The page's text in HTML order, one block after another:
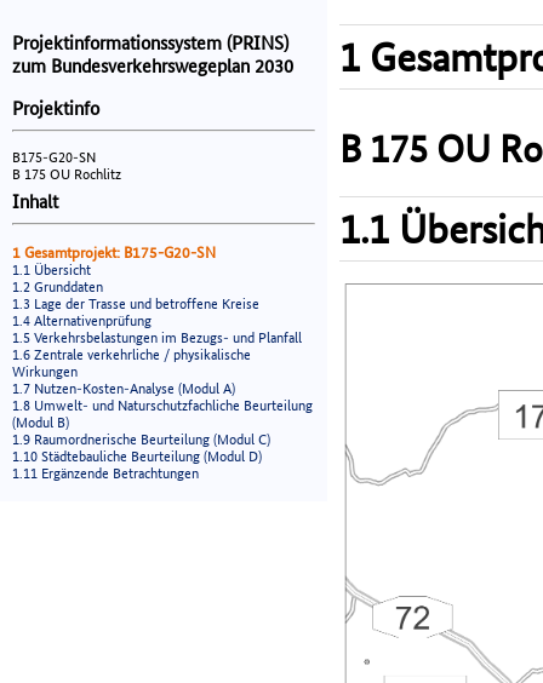
Projektinformationssystem (PRINS)
zum Bundesverkehrswegeplan 2030
Projektinfo
B175-G20-SN
B 175 OU Rochlitz
Inhalt
1 Gesamtprojekt: B175-G20-SN
1.1 Übersicht
1.2 Grunddaten
1.3 Lage der Trasse und betroffene Kreise
1.4 Alternativenprüfung
1.5 Verkehrsbelastungen im Bezugs- und Planfall
1.6 Zentrale verkehrliche / physikalische
Wirkungen
1.7 Nutzen-Kosten-Analyse (Modul A)
1.8 Umwelt- und Naturschutzfachliche Beurteilung
(Modul B)
1.9 Raumordnerische Beurteilung (Modul C)
1.10 Städtebauliche Beurteilung (Modul D)
1.11 Ergänzende Betrachtungen
1
B 175 OU
1.1